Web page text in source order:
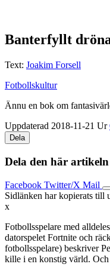
Banterfyllt
Text: Joakim Forsell
Fotbollskultur
Ännu en bok om
Uppdaterad 2018-11-21 Ur
Dela
Dela den här artikeln
Facebook Twitter/X Mail
Sidlänken har kopierats till
x
Fotbollsspelare med
datorspelet Fortnite och
fotbollsspelare) beskriver
kille i en konstig värld. Och